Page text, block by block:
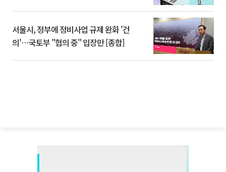
서울시, 정부에 정비사업 규제 완화 '건
의'⋯국토부 "협의 중" 입장만 [종합]